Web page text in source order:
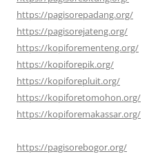
https://pagisorepadang.org/
https://pagisorejateng.org/
https://kopiforementeng.org/
https://kopiforepik.org/
https://kopiforepluit.org/
https://kopiforetomohon.org/
https://kopiforemakassar.org/
https://pagisorebogor.org/